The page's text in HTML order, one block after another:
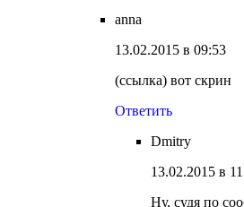
anna
13.02.2015 в 09:53
(ссылка) вот скрин
Ответить
Dmitry
13.02.2015 в
Ну, судя по